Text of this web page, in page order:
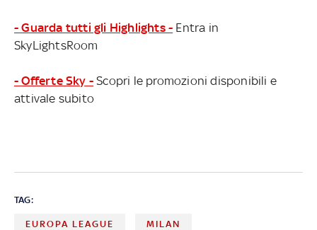
- Guarda tutti gli Highlights - Entra in
SkyLightsRoom
- Offerte Sky - Scopri le promozioni disponibili e
attivale subito
TAG:
EUROPA LEAGUE MILAN